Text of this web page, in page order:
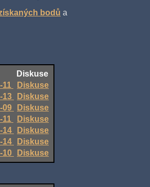
bodů a
Diskuse
11
Diskuse
13
Diskuse
09
Diskuse
11
Diskuse
14
Diskuse
14
Diskuse
10
Diskuse